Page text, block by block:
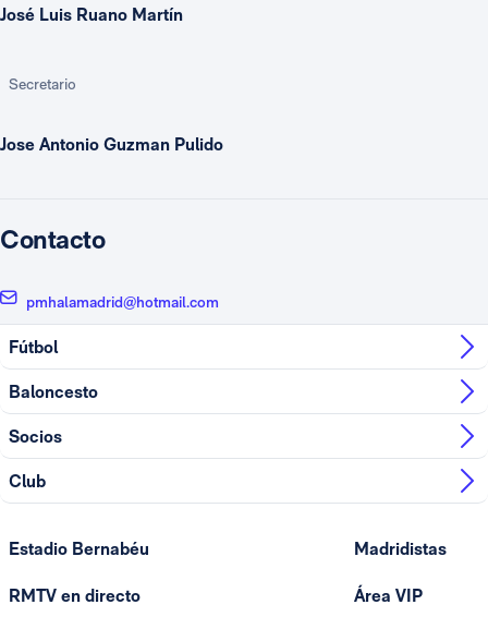
José Luis Ruano Martín
Secretario
Jose Antonio Guzman Pulido
Contacto
pmhalamadrid@hotmail.com
Fútbol
Baloncesto
Socios
Club
Estadio Bernabéu
RMTV en directo
Madridistas
Área VIP